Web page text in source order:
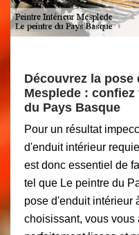
Découvrez la
Mesplede :
du Pays Basque
Pour un résultat
d'enduit intérieur
est donc essentiel de
tel que Le peintre du
pose d'enduit intérieur
choisissant, vous vous